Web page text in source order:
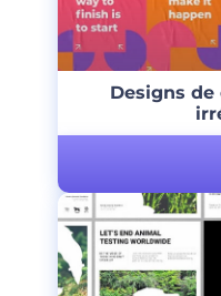
Designs